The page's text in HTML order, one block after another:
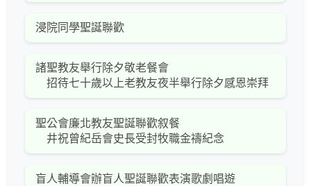
浸院同學聖誕聯歡
諸聖教友舉行除夕敬老餐會
招待七十歲以上老教友夜半舉行除夕感恩崇拜
聖公會廉北教友聖誕聯歡叙餐
井祝曾紀岳會史長受封牧職金禱紀念
盲人輔導會辦盲人聖誕聯歡表演歌劇唱遊